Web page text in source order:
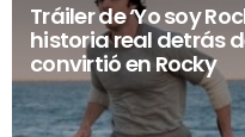
Tráiler de ‘Yo soy
historia real detrás
convirtió en Rocky